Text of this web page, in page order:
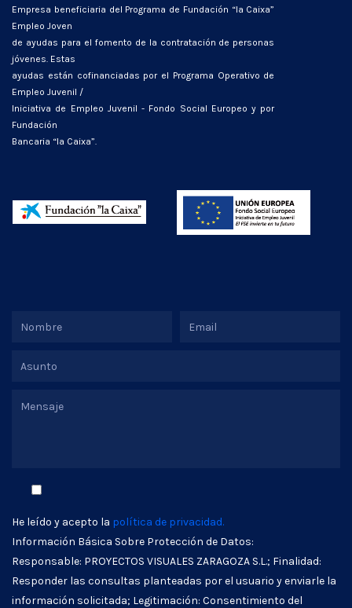
Empresa beneficiaria del Programa de Fundación “la Caixa”
Empleo Joven
de ayudas para el fomento de la contratación de personas
jóvenes. Estas
ayudas están cofinanciadas por el Programa Operativo de
Empleo Juvenil /
Iniciativa de Empleo Juvenil - Fondo Social Europeo y por
Fundación
Bancaria “la Caixa”.
He leído y acepto la política de privacidad.
Información Básica Sobre Protección de Datos:
Responsable: PROYECTOS VISUALES ZARAGOZA S.L.; Finalidad:
Responder las consultas planteadas por el usuario y enviarle la
información solicitada; Legitimación: Consentimiento del